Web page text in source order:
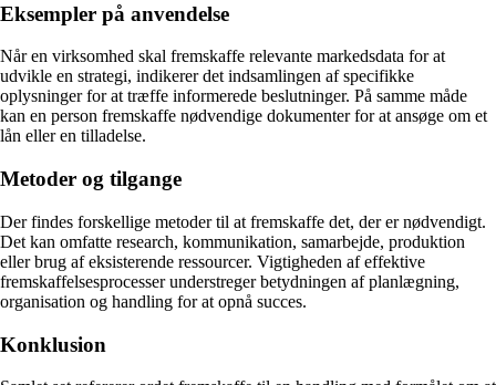
Eksempler på anvendelse
Når en virksomhed skal fremskaffe relevante markedsdata for at
udvikle en strategi, indikerer det indsamlingen af specifikke
oplysninger for at træffe informerede beslutninger. På samme måde
kan en person fremskaffe nødvendige dokumenter for at ansøge om et
lån eller en tilladelse.
Metoder og tilgange
Der findes forskellige metoder til at fremskaffe det, der er nødvendigt.
Det kan omfatte research, kommunikation, samarbejde, produktion
eller brug af eksisterende ressourcer. Vigtigheden af effektive
fremskaffelsesprocesser understreger betydningen af planlægning,
organisation og handling for at opnå succes.
Konklusion